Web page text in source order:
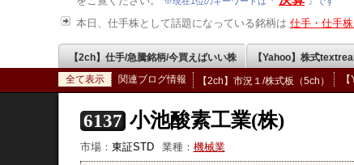
本日、仕手株として話題になっている銘柄は 仕手・仕手株
【2ch】仕手/急騰銘柄/今買えばいい株 【Yahoo】株式
全て表示 関連ブログ情報 【2ch】市況１/株式板（5ch）
6137 小池酸素工業(株)
市場： 東証STD 業種： 機械業